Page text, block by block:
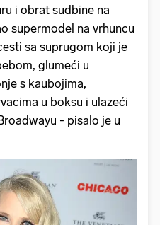
i obrat sudbine na
supermodel na vrhuncu
sa suprugom koji je
glumeći u
s kaubojima,
u boksu i ulazeći
- pisalo je u